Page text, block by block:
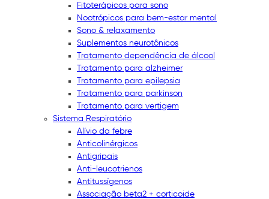
Fitoterápicos para sono
Nootrópicos para bem-estar mental
Sono & relaxamento
Suplementos neurotônicos
Tratamento dependência de álcool
Tratamento para alzheimer
Tratamento para epilepsia
Tratamento para parkinson
Tratamento para vertigem
Sistema Respiratório
Alívio da febre
Anticolinérgicos
Antigripais
Anti-leucotrienos
Antitussígenos
Associação beta2 + corticoide